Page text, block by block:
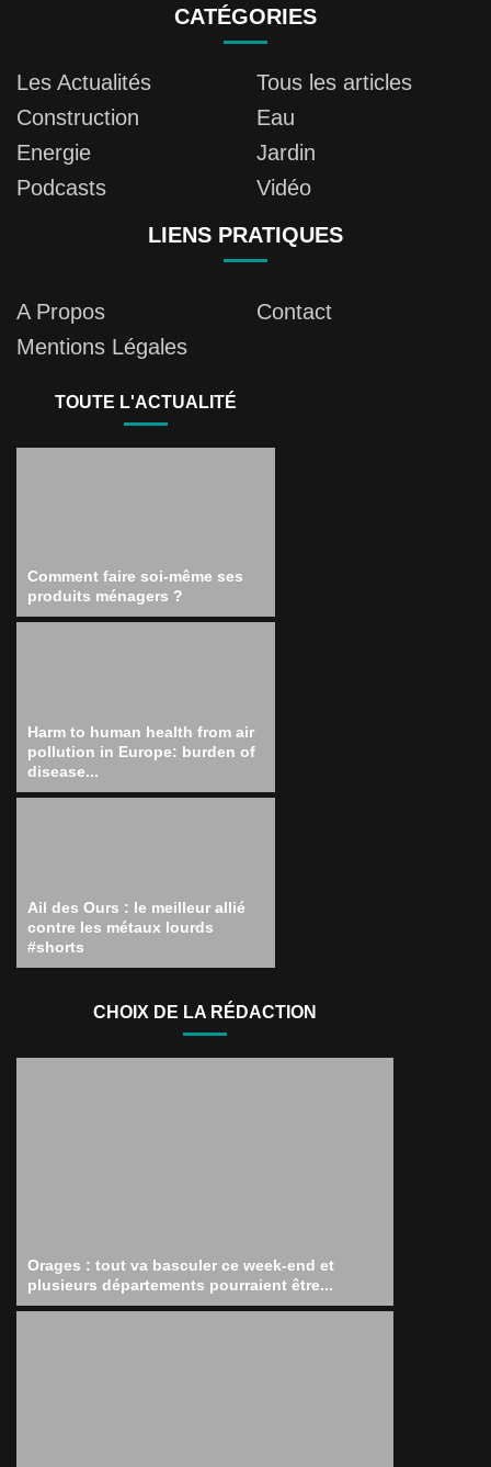
CATÉGORIES
Les Actualités
Tous les articles
Construction
Eau
Energie
Jardin
Podcasts
Vidéo
LIENS PRATIQUES
A Propos
Contact
Mentions Légales
TOUTE L'ACTUALITÉ
Comment faire soi-même ses
produits ménagers ?
Harm to human health from air
pollution in Europe: burden of
disease...
Ail des Ours : le meilleur allié
contre les métaux lourds
#shorts
CHOIX DE LA RÉDACTION
Orages : tout va basculer ce week-end et
plusieurs départements pourraient être...